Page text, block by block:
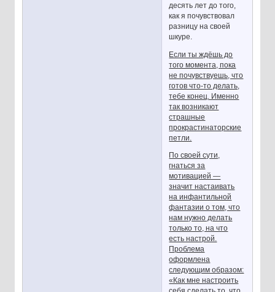
десять лет до того,
как я почувствовал
разницу на своей
шкуре.
Если ты ждёшь до
того момента, пока
не почувствуешь, что
готов что-то делать,
тебе конец. Именно
так возникают
страшные
прокрастинаторские
петли.
По своей сути,
гнаться за
мотивацией —
значит настаивать
на инфантильной
фантазии о том, что
нам нужно делать
только то, на что
есть настрой.
Проблема
оформлена
следующим образом:
«Как мне настроить